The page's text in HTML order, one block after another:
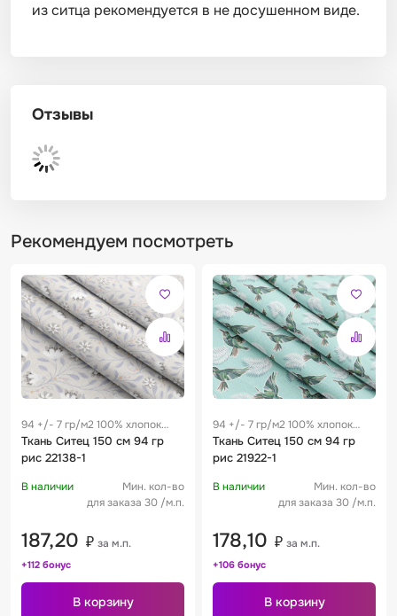
из ситца рекомендуется в не досушенном виде.
Отзывы
Рекомендуем посмотреть
94 +/- 7 гр/м2 100% хлопок
0.28 м
Ткань Ситец 150 см 94 гр
рис 22138-1
В наличии
Мин. кол-во
для заказа 30 /м.п.
187,20 ₽ за м.п.
+112 бонус
В корзину
94 +/- 7 гр/м2 100% хлопок
0.28 м
Ткань Ситец 150 см 94 гр
рис 21922-1
В наличии
Мин. кол-во
для заказа 30 /м.п.
178,10 ₽ за м.п.
+106 бонус
В корзину